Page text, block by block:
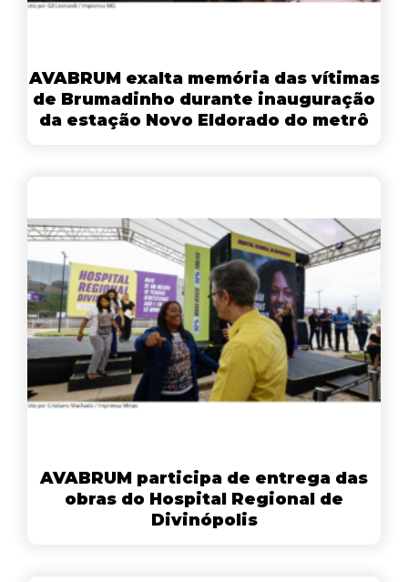
AVABRUM exalta memória das vítimas
de Brumadinho durante inauguração
da estação Novo Eldorado do metrô
AVABRUM participa de entrega das
obras do Hospital Regional de
Divinópolis